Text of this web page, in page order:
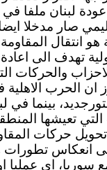
عودة لبنان ملفا
صار مدخلا
انتقال
تهدف الى
والحركات
ان الحرب
بينما في
تعيشها
حركات
انعكاس تطورات
اي عمليا